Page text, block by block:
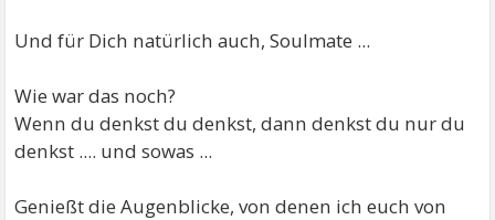
Und für Dich natürlich auch, Soulmate ...
Wie war das noch?
Wenn du denkst du denkst, dann denkst du nur du
denkst .... und sowas ...
Genießt die Augenblicke, von denen ich euch von